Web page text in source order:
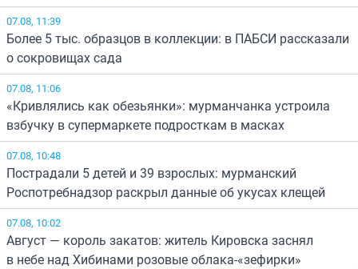
07.08, 11:39
Более 5 тыс. образцов в коллекции: в ПАБСИ рассказали
о сокровищах сада
07.08, 11:06
«Кривлялись как обезьянки»: мурманчанка устроила
взбучку в супермаркете подросткам в масках
07.08, 10:48
Пострадали 5 детей и 39 взрослых: мурманский
Роспотребнадзор раскрыл данные об укусах клещей
07.08, 10:02
Август — король закатов: житель Кировска заснял
в небе над Хибинами розовые облака-«зефирки»